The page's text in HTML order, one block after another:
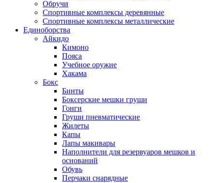
Обручи
Спортивные комплексы деревянные
Спортивные комплексы металлические
Единоборства
Айкидо
Кимоно
Пояса
Учебное оружие
Хакама
Бокс
Бинты
Боксерские мешки груши
Гонги
Груши пневматические
Жилеты
Капы
Лапы макивары
Наполнители для резервуаров мешков и
оснований
Обувь
Перчаки снарядные